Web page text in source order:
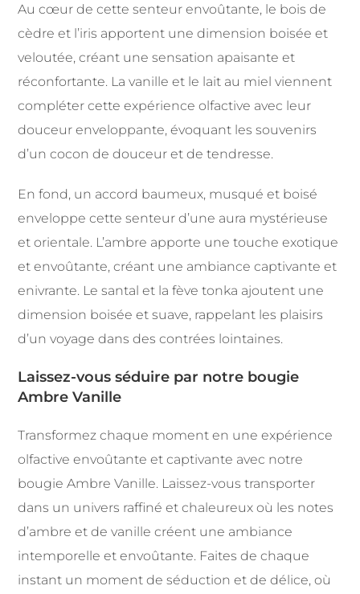
Au cœur de cette senteur envoûtante, le bois de
cèdre et l’iris apportent une dimension boisée et
veloutée, créant une sensation apaisante et
réconfortante. La vanille et le lait au miel viennent
compléter cette expérience olfactive avec leur
douceur enveloppante, évoquant les souvenirs
d’un cocon de douceur et de tendresse.
En fond, un accord baumeux, musqué et boisé
enveloppe cette senteur d’une aura mystérieuse
et orientale. L’ambre apporte une touche exotique
et envoûtante, créant une ambiance captivante et
enivrante. Le santal et la fève tonka ajoutent une
dimension boisée et suave, rappelant les plaisirs
d’un voyage dans des contrées lointaines.
Laissez-vous séduire par notre bougie
Ambre Vanille
Transformez chaque moment en une expérience
olfactive envoûtante et captivante avec notre
bougie Ambre Vanille. Laissez-vous transporter
dans un univers raffiné et chaleureux où les notes
d’ambre et de vanille créent une ambiance
intemporelle et envoûtante. Faites de chaque
instant un moment de séduction et de délice, où